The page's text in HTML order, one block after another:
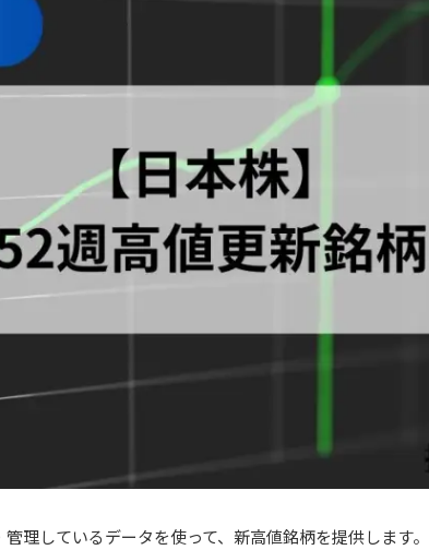
理しているデータを使って、新高値銘柄を提供します。